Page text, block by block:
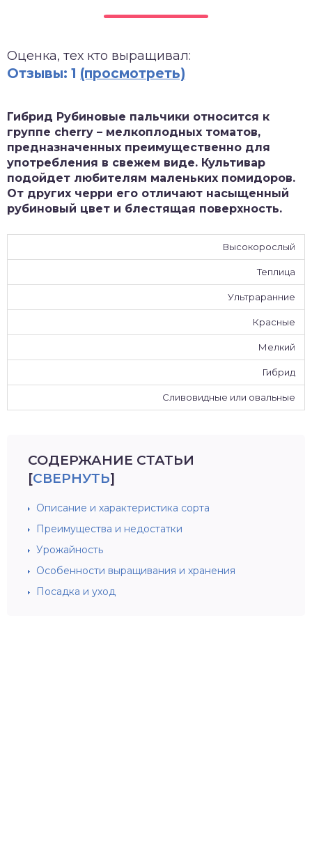
Оценка, тех кто выращивал:
Отзывы: 1 (просмотреть)
Гибрид Рубиновые пальчики относится к
группе cherry – мелкоплодных томатов,
предназначенных преимущественно для
употребления в свежем виде. Культивар
подойдет любителям маленьких помидоров.
От других черри его отличают насыщенный
рубиновый цвет и блестящая поверхность.
Высокорослый
Теплица
Ультраранние
Красные
Мелкий
Гибрид
Сливовидные или овальные
СОДЕРЖАНИЕ СТАТЬИ
[СВЕРНУТЬ]
Описание и характеристика сорта
Преимущества и недостатки
Урожайность
Особенности выращивания и хранения
Посадка и уход